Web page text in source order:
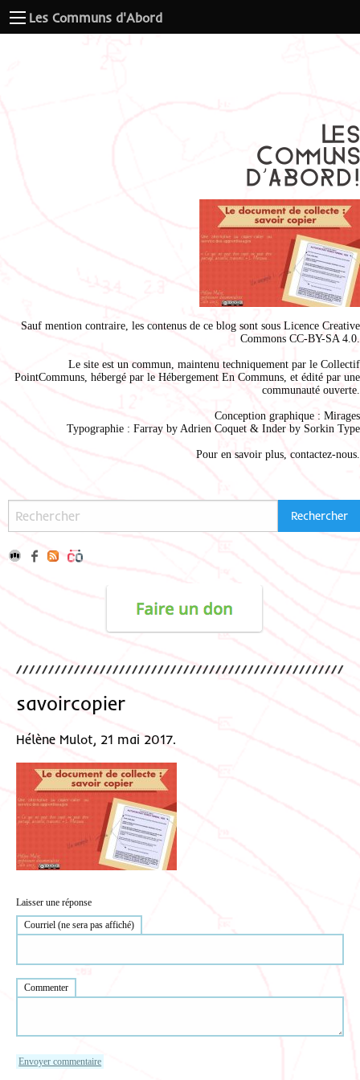
Les Communs d'Abord
Sauf mention contraire, les contenus de ce blog sont sous Licence Creative
Commons CC-BY-SA 4.0
Le site est un commun, maintenu techniquement par le Collectif
PointCommuns , hébergé par le Hébergement En Communs , et édité par une
communauté ouverte.
Conception graphique : Mirages
Typographie : Farray by Adrien Coquet & Inder by Sorkin Type
Pour en savoir plus, contactez-nous
savoircopier
Hélène Mulot, 21 mai 2017.
Laisser une réponse
Courriel (ne sera pas affiché)
Commenter